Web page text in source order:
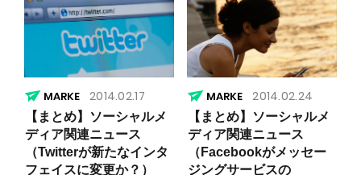
2014.02.17
【まとめ】ソーシャルメ
ディア関連ニュース
（Twitterが新たなインタ
フェイスに変更か？）
2014.02.24
【まとめ】ソーシャルメ
ディア関連ニュース
（Facebookがメッセー
ジングサービスの